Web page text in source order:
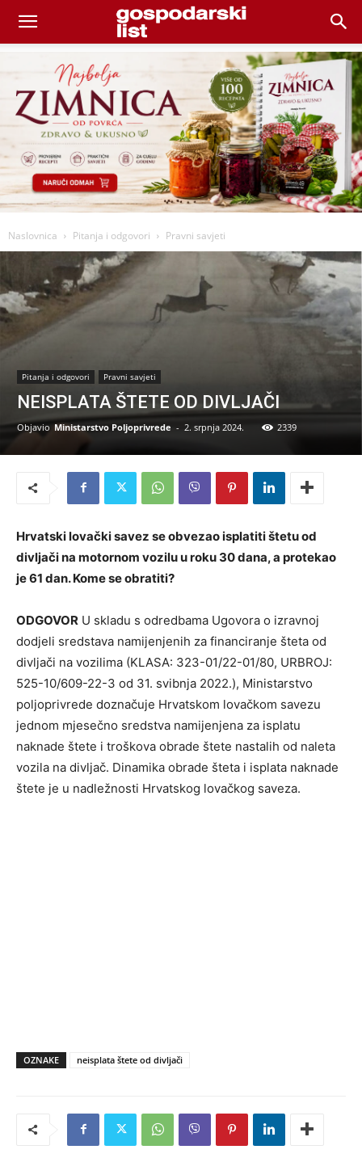
Naslovnica Pitanja i odgovori Pravni savjeti
Pitanja i odgovori Pravni savjeti
NEISPLATA ŠTETE OD DIVLJAČI
Objavio Ministarstvo Poljoprivrede - 2. srpnja 2024. 2339
Hrvatski lovački savez se obvezao isplatiti štetu od
divljači na motornom vozilu u roku 30 dana, a protekao
je 61 dan. Kome se obratiti?
ODGOVOR U skladu s odredbama Ugovora o izravnoj
dodjeli sredstava namijenjenih za financiranje šteta od
divljači na vozilima (KLASA: 323-01/22-01/80, URBROJ:
525-10/609-22-3 od 31. svibnja 2022.), Ministarstvo
poljoprivrede doznačuje Hrvatskom lovačkom savezu
jednom mjesečno sredstva namijenjena za isplatu
naknade štete i troškova obrade štete nastalih od naleta
vozila na divljač. Dinamika obrade šteta i isplata naknade
štete je u nadležnosti Hrvatskog lovačkog saveza.
OZNAKE neisplata štete od divljači